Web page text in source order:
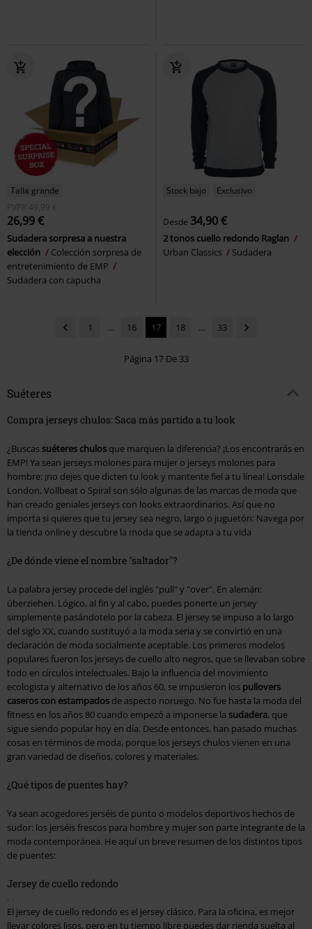
Talla grande
PVPR 49,99 €
26,99 €
Sudadera sorpresa a nuestra
elección
Colección sorpresa de
entretenimiento de EMP
Sudadera con capucha
Stock bajo Exclusivo
Desde 34,90 €
2 tonos cuello redondo Raglan
Urban Classics
Sudadera
1 ... 16 17 18 ... 33
Página 17 De 33
Suéteres
Compra jerseys chulos: Saca más partido a tu look
¿Buscas suéteres chulos que marquen la diferencia? ¡Los encontrarás en
EMP! Ya sean jerseys molones para mujer o jerseys molones para
hombre: ¡no dejes que dicten tu look y mantente fiel a tu línea! Lonsdale
London, Vollbeat o Spiral son sólo algunas de las marcas de moda que
han creado geniales jerseys con looks extraordinarios. Así que no
importa si quieres que tu jersey sea negro, largo o juguetón: Navega por
la tienda online y descubre la moda que se adapta a tu vida
¿De dónde viene el nombre "saltador"?
La palabra jersey procede del inglés "pull" y "over". En alemán:
überziehen. Lógico, al fin y al cabo, puedes ponerte un jersey
simplemente pasándotelo por la cabeza. El jersey se impuso a lo largo
del siglo XX, cuando sustituyó a la moda seria y se convirtió en una
declaración de moda socialmente aceptable. Los primeros modelos
populares fueron los jerseys de cuello alto negros, que se llevaban sobre
todo en círculos intelectuales. Bajo la influencia del movimiento
ecologista y alternativo de los años 60, se impusieron los pullovers
caseros con estampados de aspecto noruego. No fue hasta la moda del
fitness en los años 80 cuando empezó a imponerse la sudadera, que
sigue siendo popular hoy en día. Desde entonces, han pasado muchas
cosas en términos de moda, porque los jerseys chulos vienen en una
gran variedad de diseños, colores y materiales.
¿Qué tipos de puentes hay?
Ya sean acogedores jerséis de punto o modelos deportivos hechos de
sudor: los jerséis frescos para hombre y mujer son parte integrante de la
moda contemporánea. He aquí un breve resumen de los distintos tipos
de puentes:
Jersey de cuello redondo
.
El jersey de cuello redondo es el jersey clásico. Para la oficina, es mejor
llevar colores lisos, pero en tu tiempo libre puedes dar rienda suelta al